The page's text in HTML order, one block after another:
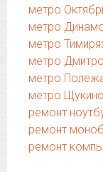
метро
метро
метро
метро
метро
метро
ремонт
ремонт
ремонт